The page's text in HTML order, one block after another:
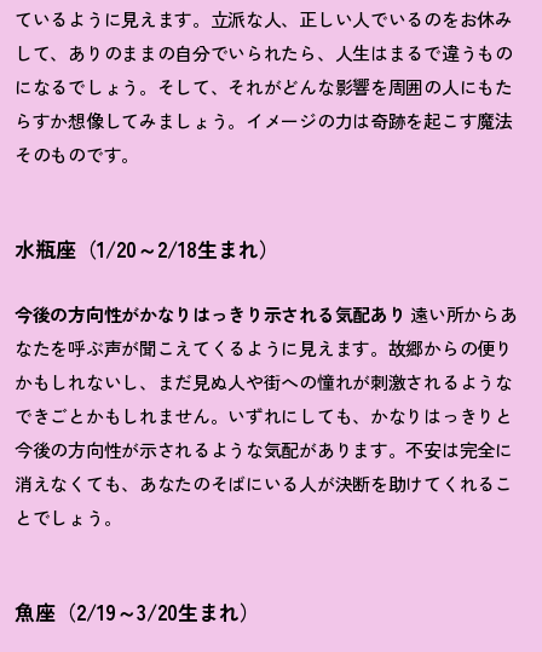
ているように見えます。立派な人、正しい人でいるのをお休み
して、ありのままの自分でいられたら、人生はまるで違うもの
になるでしょう。そして、それがどんな影響を周囲の人にもた
らすか想像してみましょう。イメージの力は奇跡を起こす魔法
そのものです。
水瓶座（1/20～2/18生まれ）
今後の方向性がかなりはっきり示される気配あり 遠い所からあ
なたを呼ぶ声が聞こえてくるように見えます。故郷からの便り
かもしれないし、まだ見ぬ人や街への憧れが刺激されるような
できごとかもしれません。いずれにしても、かなりはっきりと
今後の方向性が示されるような気配があります。不安は完全に
消えなくても、あなたのそばにいる人が決断を助けてくれるこ
とでしょう。
魚座（2/19～3/20生まれ）